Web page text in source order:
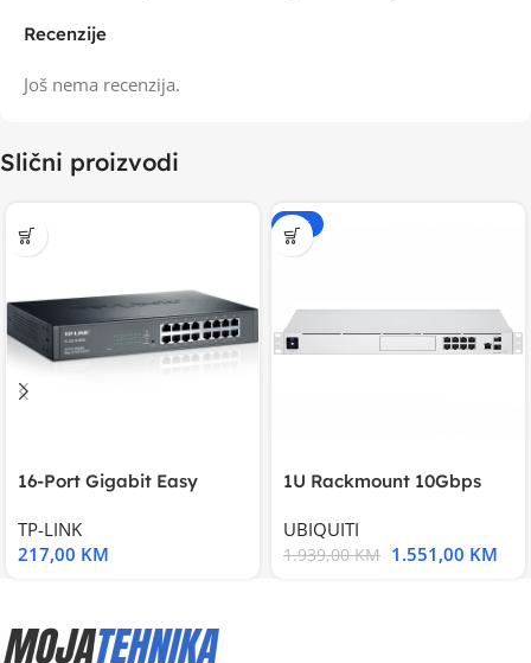
Recenzije
Još nema recenzija.
Slični proizvodi
16-Port Gigabit Easy
TP-LINK
217,00 KM
-20%
1U Rackmount 10Gbps
UBIQUITI
1.939,00KM 1.551,00 KM